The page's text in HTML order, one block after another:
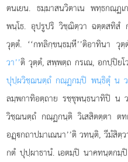
ตนเยน. ธมฺมาสนวิตาเน พทฺธกณฺ
พนฺโธ. อุปรูปริ วิชฺฌิตฺวา ฉตฺตสทิสํ
วุตฺตํ. ‘‘กทลิกฺขนฺธมฺหี’’ติอาทินา วุ
วา’’ติ วุตฺตํ, สพฺพตฺถ กรเณ, อกปฺปิยโ
ปุปฺผวิชฺฌนตฺถํ กณฺฏกมฺปิ พนฺธิตุํ น
ลมฺพกาทิอตฺถาย รชฺชุพนฺธนาทิปิ น
วิชฺฌนตฺถํ กณฺฏกนฺติ วิเสสิตตฺตา
อฏฺกถาปมาเณนา’’ติ วทนฺติ, วีมํสิตฺ
กตํ ปุปฺผาธานํ. เอตมฺปิ นาคทนฺตกมฺ